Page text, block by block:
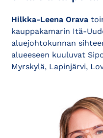
Hilkka-Leena Orava
kauppakamarin Itä-
aluejohtokunnan
alueeseen kuuluvat
Myrskylä, Lapinjärvi,